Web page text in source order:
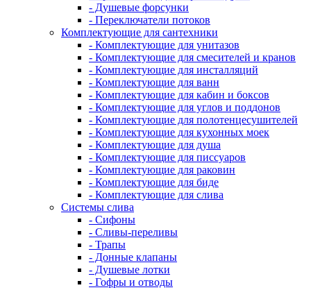
- Душевые форсунки
- Переключатели потоков
Комплектующие для сантехники
- Комплектующие для унитазов
- Комплектующие для смесителей и кранов
- Комплектующие для инсталляций
- Комплектующие для ванн
- Комплектующие для кабин и боксов
- Комплектующие для углов и поддонов
- Комплектующие для полотенцесушителей
- Комплектующие для кухонных моек
- Комплектующие для душа
- Комплектующие для писсуаров
- Комплектующие для раковин
- Комплектующие для биде
- Комплектующие для слива
Системы слива
- Сифоны
- Сливы-переливы
- Трапы
- Донные клапаны
- Душевые лотки
- Гофры и отводы